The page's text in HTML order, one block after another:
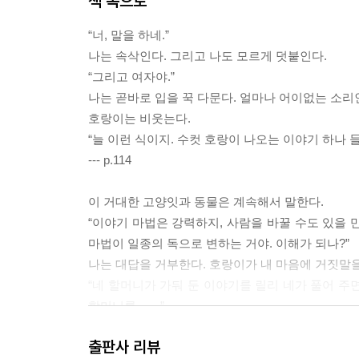
경험은 잘 털어놓지 않는다. 한국 사람들이 식
호랑이가 돌려받고자 했던 이야기는 바로 할머
아니었을까. 릴리는 마법 호랑이와 밀고 당기는
할머니를 구하기 위해 고군분투 하는 동안 자신
별처럼 반짝이도록 풀어놓는다.
한국 할머니의 힘과 그 모습을 이어받을 우리
이름은 “애자”인데, 애자 할머니가 이역만리 미
살아온 것도 함께 인정받는 것 같은 기분이 들었
정도로 정말 열심히 살았다는 것이다. 한국 할머
책은 자기만의 목소리를 찾아 나서는 이들에게 공
“너, 말을 하네.”
나는 속삭인다. 그리고 나도 모르게 덧붙인다.
“그리고 여자야.”
나는 곧바로 입을 꾹 다문다. 얼마나 어이없는 소리
호랑이는 비웃는다.
“늘 이런 식이지. 수컷 호랑이 나오는 이야기 하나
--- p.114
이 거대한 고양잇과 동물은 계속해서 말한다.
“이야기 마법은 강력하지, 사람을 바꿀 수도 있을
마법이 일종의 독으로 변하는 거야. 이해가 되나?”
나는 대답을 거부한다. 호랑이가 내 마음에 거짓말
할머니를……”
“……집어삼킬 거야.”
출판사 리뷰